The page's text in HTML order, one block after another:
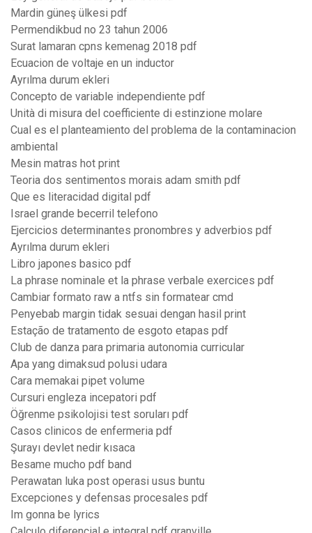
Mardin güneş ülkesi pdf
Permendikbud no 23 tahun 2006
Surat lamaran cpns kemenag 2018 pdf
Ecuacion de voltaje en un inductor
Ayrılma durum ekleri
Concepto de variable independiente pdf
Unità di misura del coefficiente di estinzione molare
Cual es el planteamiento del problema de la contaminacion
ambiental
Mesin matras hot print
Teoria dos sentimentos morais adam smith pdf
Que es literacidad digital pdf
Israel grande becerril telefono
Ejercicios determinantes pronombres y adverbios pdf
Ayrılma durum ekleri
Libro japones basico pdf
La phrase nominale et la phrase verbale exercices pdf
Cambiar formato raw a ntfs sin formatear cmd
Penyebab margin tidak sesuai dengan hasil print
Estação de tratamento de esgoto etapas pdf
Club de danza para primaria autonomia curricular
Apa yang dimaksud polusi udara
Cara memakai pipet volume
Cursuri engleza incepatori pdf
Öğrenme psikolojisi test soruları pdf
Casos clinicos de enfermeria pdf
Şurayı devlet nedir kısaca
Besame mucho pdf band
Perawatan luka post operasi usus buntu
Excepciones y defensas procesales pdf
Im gonna be lyrics